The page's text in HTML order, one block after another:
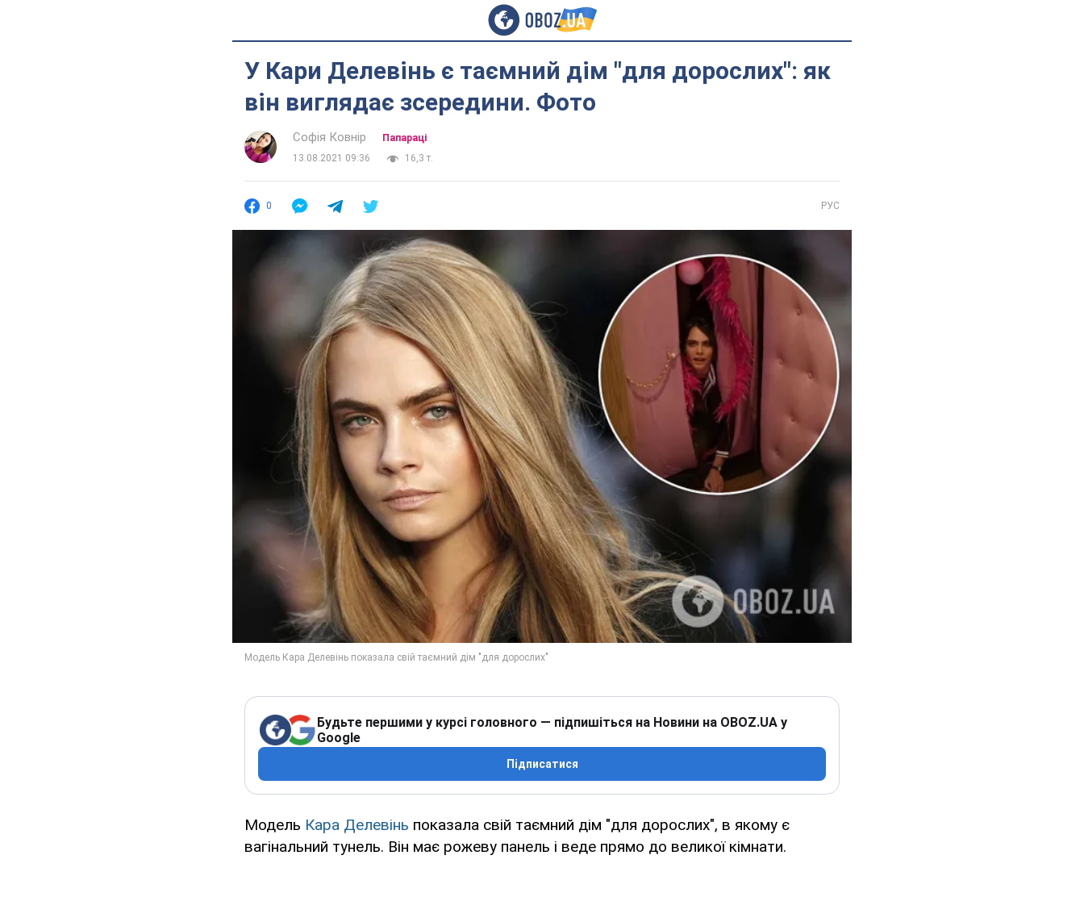
У Кари Делевінь є таємний дім "для дорослих": як
він виглядає зсередини. Фото
Софія Ковнір
Папараці
13.08.2021 09:36
16,3 т.
0 РУС
Будьте першими у курсі головного — підпишіться на Новини на OBOZ.UA у
Google
Підписатися
Модель Кара Делевінь показала свій таємний дім "для дорослих", в якому є
вагінальний тунель. Він має рожеву панель і веде прямо до великої кімнати.